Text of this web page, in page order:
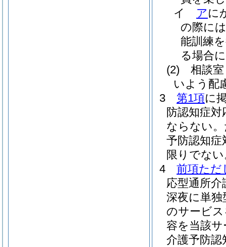
イ
アに
の際に
能訓練
る場合
(2)
相談
いよう配
3
第1項に
防認知症
ならない。
予防認知
限りでな
4
前項ただ
応型通所介
深夜に単独
のサービ
容を当該
介護予防認